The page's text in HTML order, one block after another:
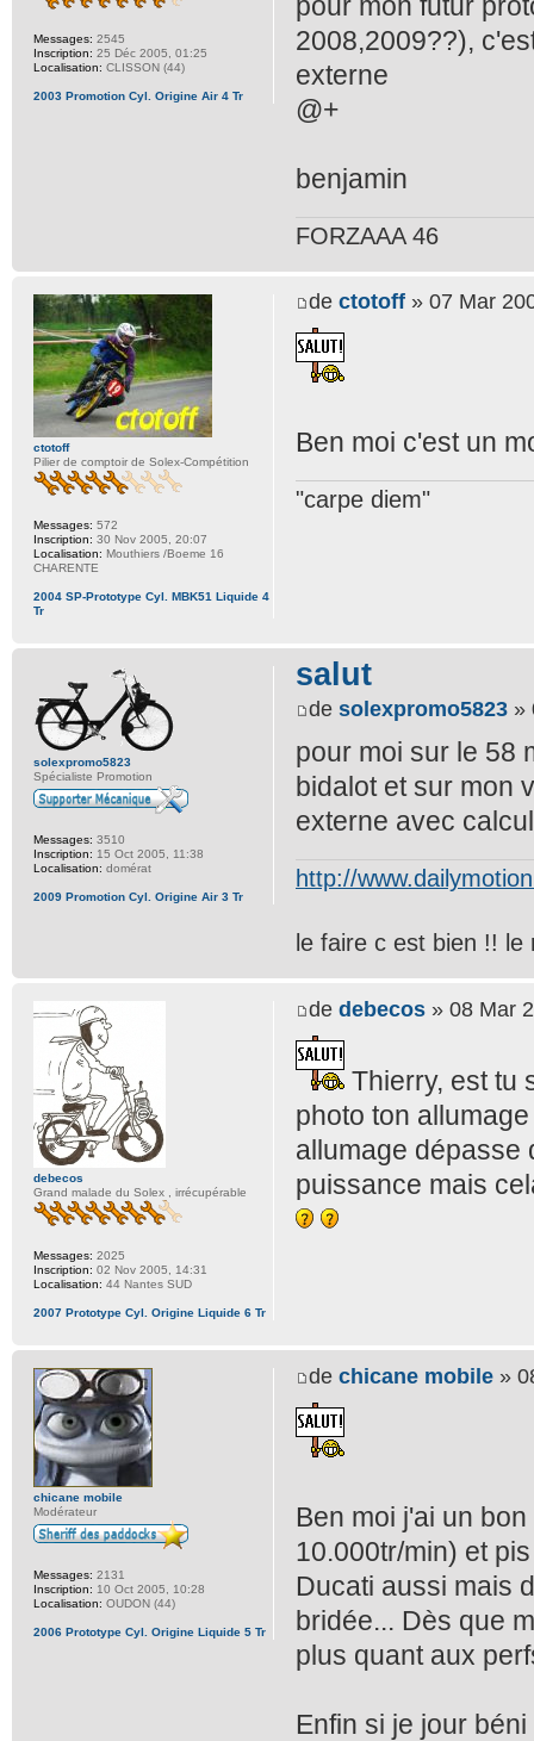
2008,2009??),
externe
@+
benjamin
FORZAAA 46
Messages: 2545
Inscription: 25 Déc 2005, 01:25
Localisation: CLISSON (44)
2003 Promotion Cyl. Origine Air 4 Tr
de ctotoff » 07 Mar
Ben moi c'est un
"carpe diem"
ctotoff
Pilier de comptoir de Solex-Compétition
Messages: 572
Inscription: 30 Nov 2005, 20:07
Localisation: Mouthiers /Boeme 16
CHARENTE
2004 SP-Prototype Cyl. MBK51 Liquide 4
Tr
salut
de solexpromo5823 »
pour moi sur le 58
bidalot et sur mon
externe avec
http://
le faire c est bien !!
solexpromo5823
Spécialiste Promotion
Messages: 3510
Inscription: 15 Oct 2005, 11:38
Localisation: domérat
2009 Promotion Cyl. Origine Air 3 Tr
de debecos » 08 Mar
Thierry, est tu
photo ton
allumage dépasse
puissance mais
debecos
Grand malade du Solex , irrécupérable
Messages: 2025
Inscription: 02 Nov 2005, 14:31
Localisation: 44 Nantes SUD
2007 Prototype Cyl. Origine Liquide 6 Tr
de chicane mobile »
Ben moi j'ai un
10.000tr/min) et
Ducati aussi mais
bridée... Dès que
plus quant aux
Enfin si je jour
chicane mobile
Modérateur
Messages: 2131
Inscription: 10 Oct 2005, 10:28
Localisation: OUDON (44)
2006 Prototype Cyl. Origine Liquide 5 Tr